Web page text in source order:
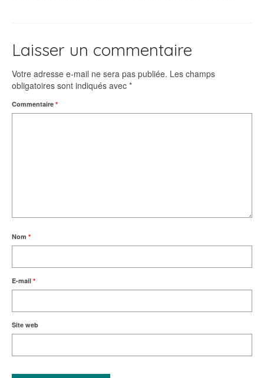
Laisser un commentaire
Votre adresse e-mail ne sera pas publiée. Les champs
obligatoires sont indiqués avec *
Commentaire *
Nom *
E-mail *
Site web